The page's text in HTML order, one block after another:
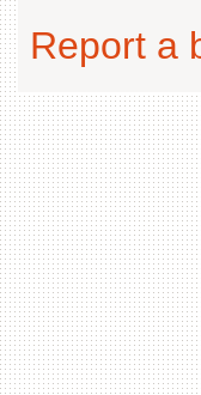
Report a